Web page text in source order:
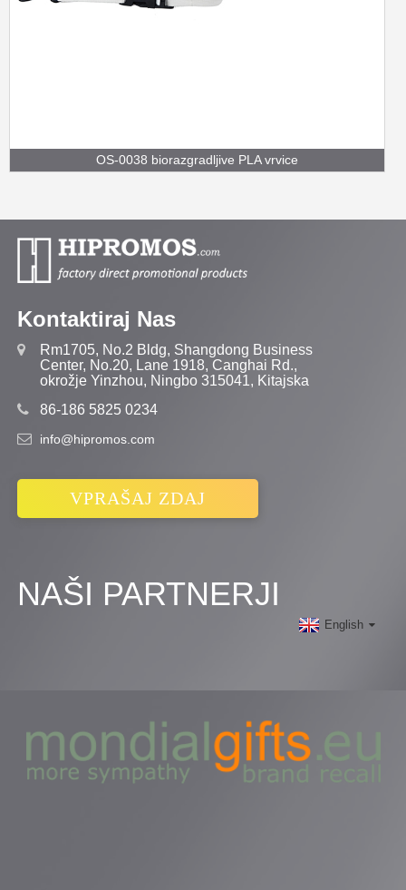
OS-0038 biorazgradljive PLA vrvice
Kontaktiraj Nas
Rm1705, No.2 Bldg, Shangdong Business
Center, No.20, Lane 1918, Canghai Rd.,
okrožje Yinzhou, Ningbo 315041, Kitajska
86-186 5825 0234
info@hipromos.com
VPRAŠAJ ZDAJ
NAŠI PARTNERJI
English